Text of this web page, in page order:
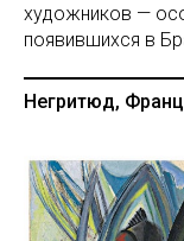
художников —
появившихся в
Негритюд,